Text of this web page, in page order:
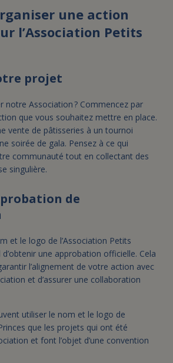
une action
l’Association Petits
projet
notre Association ? Commencez par
que vous souhaitez mettre en place.
vente de pâtisseries à un tournoi
soirée de gala. Pensez à ce qui
communauté tout en collectant des
singulière.
de
et le logo de l’Association Petits
d’obtenir une approbation officielle. Cela
l’alignement de votre action avec
et d’assurer une collaboration
utiliser le nom et le logo de
que les projets qui ont été
et font l’objet d’une convention